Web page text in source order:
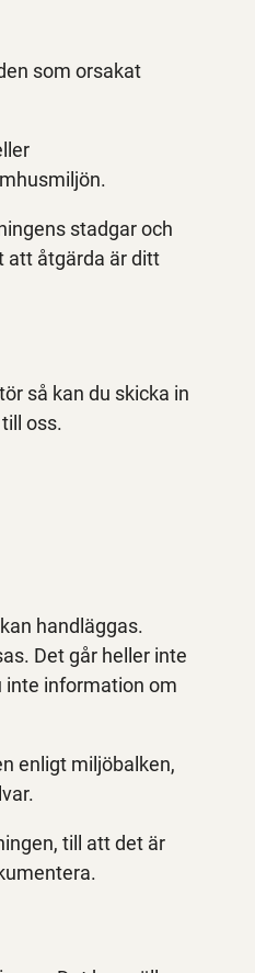
som orsakat
stadgar och
att åtgärda är ditt
så kan du skicka in
oss.
handläggas.
Det går heller inte
inte information om
enligt miljöbalken,
till att det är